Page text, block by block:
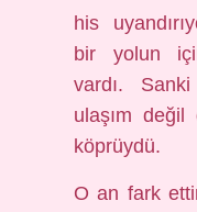
his
bir yolun
vardı.
ulaşım
köprüydü.
O an fark